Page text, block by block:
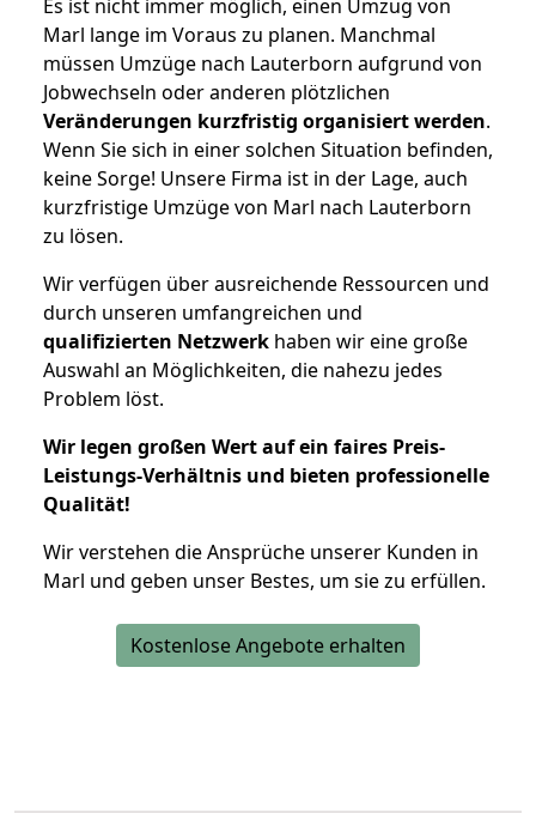
Es ist nicht immer möglich, einen Umzug von
Marl lange im Voraus zu planen. Manchmal
müssen Umzüge nach Lauterborn aufgrund von
Jobwechseln oder anderen plötzlichen
Veränderungen kurzfristig organisiert werden.
Wenn Sie sich in einer solchen Situation befinden,
keine Sorge! Unsere Firma ist in der Lage, auch
kurzfristige Umzüge von Marl nach Lauterborn
zu lösen.
Wir verfügen über ausreichende Ressourcen und
durch unseren umfangreichen und
qualifizierten Netzwerk haben wir eine große
Auswahl an Möglichkeiten, die nahezu jedes
Problem löst.
Wir legen großen Wert auf ein faires Preis-
Leistungs-Verhältnis und bieten professionelle
Qualität!
Wir verstehen die Ansprüche unserer Kunden in
Marl und geben unser Bestes, um sie zu erfüllen.
Kostenlose Angebote erhalten